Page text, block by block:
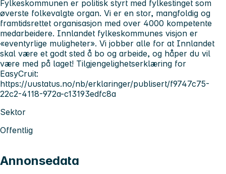
Fylkeskommunen er politisk styrt med fylkestinget som
øverste folkevalgte organ. Vi er en stor, mangfoldig og
framtidsrettet organisasjon med over 4000 kompetente
medarbeidere. Innlandet fylkeskommunes visjon er
«eventyrlige muligheter». Vi jobber alle for at Innlandet
skal være et godt sted å bo og arbeide, og håper du vil
være med på laget! Tilgjengelighetserklæring for
EasyCruit:
https://uustatus.no/nb/erklaringer/publisert/f9747c75-
22c2-4118-972a-c13193edfc8a
Sektor
Offentlig
Annonsedata